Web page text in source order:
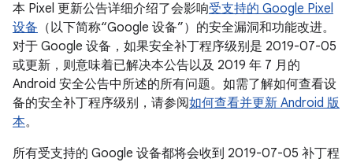
本 Pixel 更新公告详细介绍了会影响受支持的 Google Pixel
设备 （以下简称“Google 设备”）的安全漏洞和功能改进。
对于 Google 设备，如果安全补丁程序级别是 2019-07-05
或更新，则意味着已解决本公告以及 2019 年 7 月的
Android 安全公告中所述的所有问题。如需了解如何查看设
备的安全补丁程序级别，请参阅如何查看并更新 Android 版
本。
所有受支持的 Google 设备都将会收到 2019-07-05 补丁程